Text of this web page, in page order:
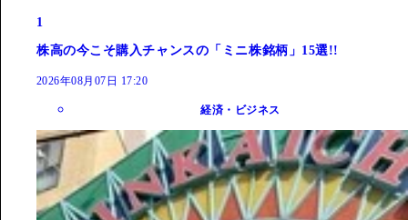
1
株高の今こそ購入チャンスの「ミニ株銘柄」15選!!
2026年08月07日 17:20
経済・ビジネス